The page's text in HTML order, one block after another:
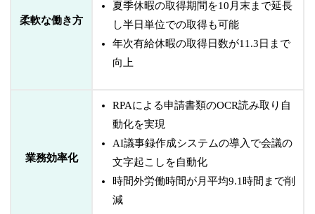
柔軟な働き方
夏季休暇の取得期間を10月末まで延長
し半日単位での取得も可能
年次有給休暇の取得日数が11.3日まで
向上
業務効率化
RPAによる申請書類のOCR読み取り自
動化を実現
AI議事録作成システムの導入で会議の
文字起こしを自動化
時間外労働時間が月平均9.1時間まで削
減